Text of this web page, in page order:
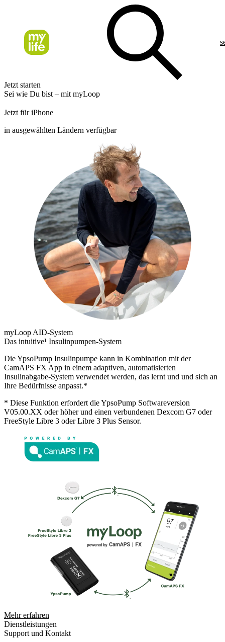
Jetzt starten
Sei wie Du bist – mit myLoop
Jetzt für iPhone
in ausgewählten Ländern verfügbar
myLoop AID-System
Das intuitive¹ Insulinpumpen-System
Die YpsoPump Insulinpumpe kann in Kombination mit der
CamAPS FX App in einem adaptiven, automatisierten
Insulinabgabe-System verwendet werden, das lernt und und sich an
Ihre Bedürfnisse anpasst.*
* Diese Funktion erfordert die YpsoPump Softwareversion
V05.00.XX oder höher und einen verbundenen Dexcom G7 oder
FreeStyle Libre 3 oder Libre 3 Plus Sensor.
Mehr erfahren
Dienstleistungen
Support und Kontakt